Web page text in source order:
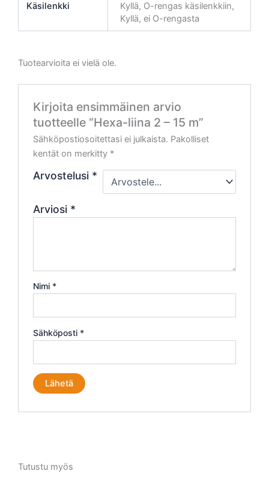
Käsilenkki
Kyllä, O-rengas käsilenkkiin,
Kyllä, ei O-rengasta
Tuotearvioita ei vielä ole.
Kirjoita ensimmäinen arvio
tuotteelle “Hexa-liina 2 – 15 m”
Sähköpostiosoitettasi ei julkaista. Pakolliset
kentät on merkitty *
Arvostelusi *
Arviosi *
Nimi *
Sähköposti *
Tutustu myös